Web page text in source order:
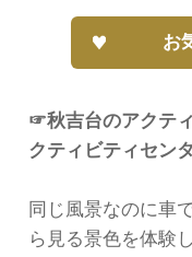
☞秋吉台のアクテ
クティビティセン
同じ風景なのに車
ら見る景色を体験
お